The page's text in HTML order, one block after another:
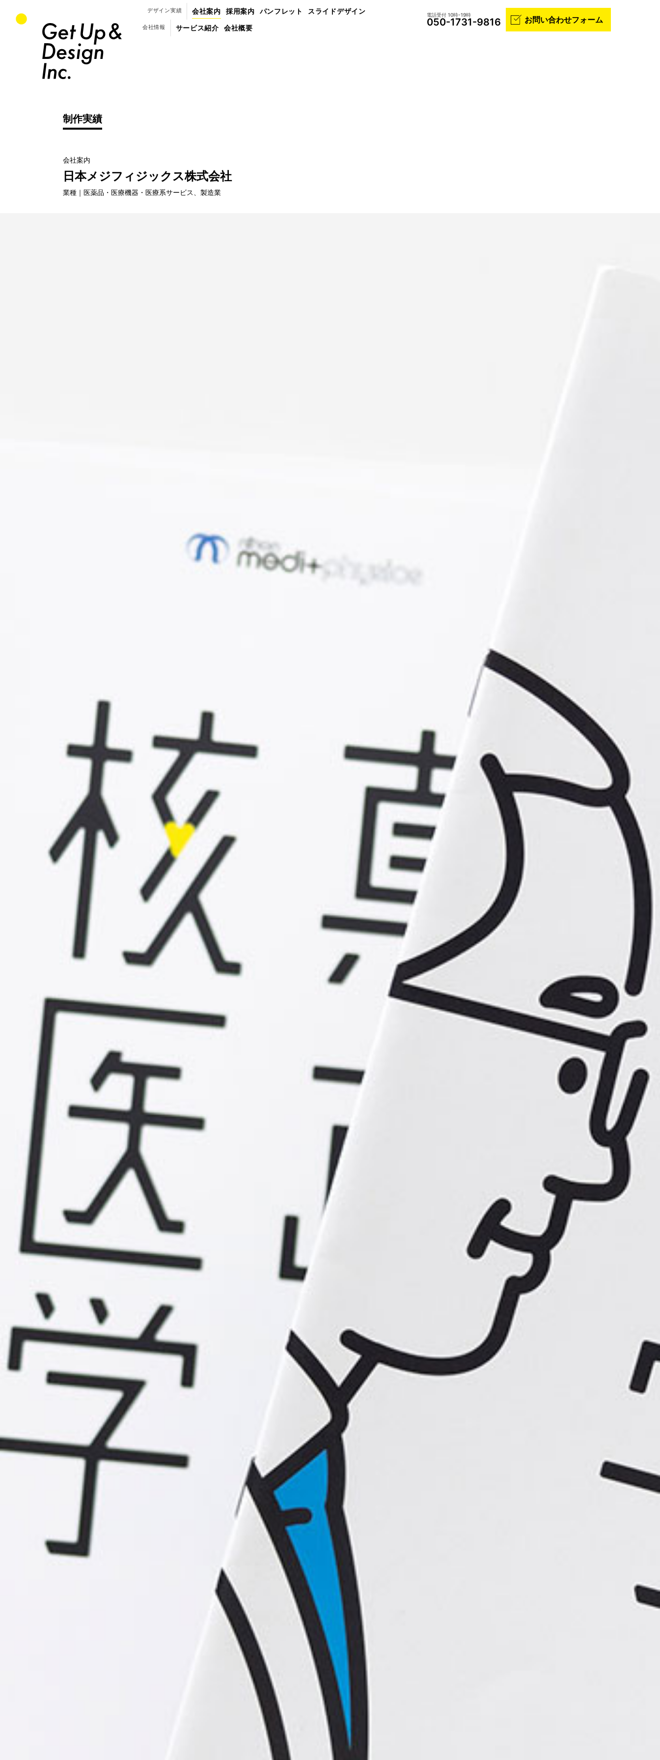
デザイン実績 会社案内 採用案内 パンフレット スライドデザイン
会社情報 サービス紹介 会社概要
電話受付 10時-19時
050-1731-9816 お問い合わせフォーム
制作実績
会社案内
（
業種｜医薬品・医療機器・医療系サービス、製造業
日本メジフィジックス株式会社